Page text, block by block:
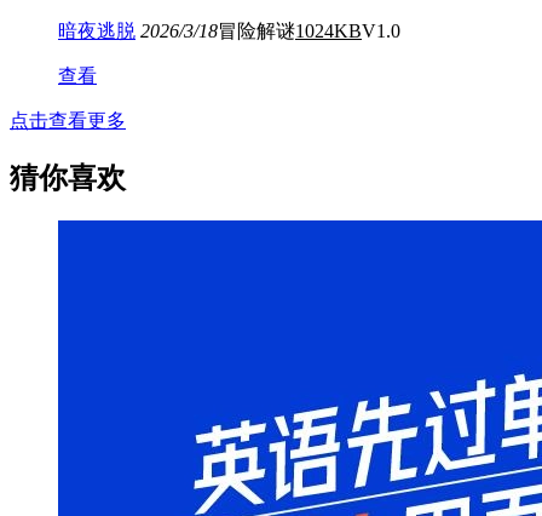
暗夜逃脱 2026/3/18冒险解谜1024KBV1.0
查看
点击查看更多
猜你喜欢